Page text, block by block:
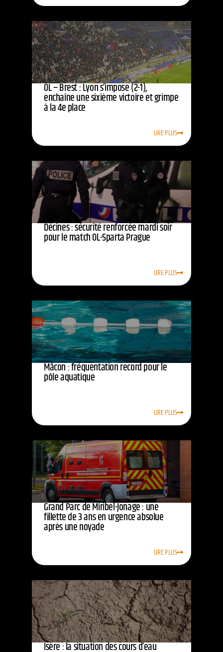
OL – Brest : Lyon s’impose (2-1),
enchaîne une sixième victoire et grimpe
à la 4e place
LIRE PLUS
Décines : sécurité renforcée mardi soir
pour le match OL-Sparta Prague
LIRE PLUS
Mâcon : fréquentation record pour le
pôle aquatique
LIRE PLUS
Grand Parc de Miribel-Jonage : une
fillette de 3 ans en urgence absolue
après une noyade
LIRE PLUS
Isère : la situation des cours d’eau